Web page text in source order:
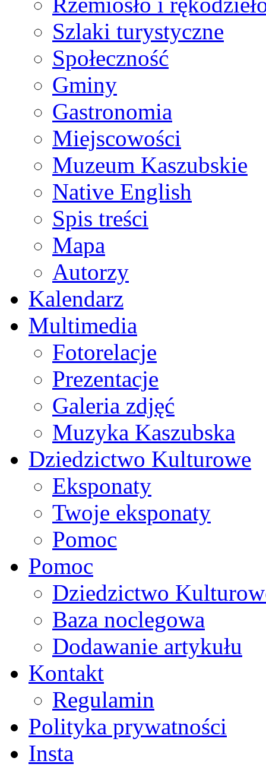
Szlaki turystyczne
Społeczność
Gminy
Gastronomia
Miejscowości
Muzeum Kaszubskie
Native English
Spis treści
Mapa
Autorzy
Kalendarz
Multimedia
Fotorelacje
Prezentacje
Galeria zdjęć
Muzyka Kaszubska
Dziedzictwo Kulturowe
Eksponaty
Twoje eksponaty
Pomoc
Pomoc
Dziedzictwo
Baza noclegowa
Dodawanie artykułu
Kontakt
Regulamin
Polityka prywatności
Insta